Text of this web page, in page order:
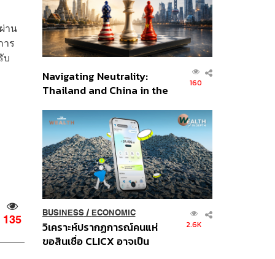
าน
ร
บ
135
Navigating Neutrality:
Thailand and China in the
Order
160
BUSINESS/ ECONOMIC
วิเคราะห์ปรากฏการณ์คนแห่
ขอสินเชื่อ CLICX อาจเป็น
2.6K